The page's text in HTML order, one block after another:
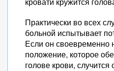
Практически во всех
больной испытывает
Если он своевременно
положение, которое
голове крови, случится